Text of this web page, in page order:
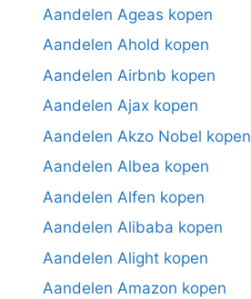
Aandelen Ageas kopen
Aandelen Ahold kopen
Aandelen Airbnb kopen
Aandelen Ajax kopen
Aandelen Akzo Nobel kopen
Aandelen Albea kopen
Aandelen Alfen kopen
Aandelen Alibaba kopen
Aandelen Alight kopen
Aandelen Amazon kopen